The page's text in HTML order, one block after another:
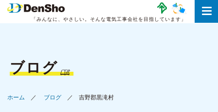
「みんなに、やさしい。 そんな電気工事会社を目指しています」
ブログ
ホーム ブログ 吉野郡黒滝村